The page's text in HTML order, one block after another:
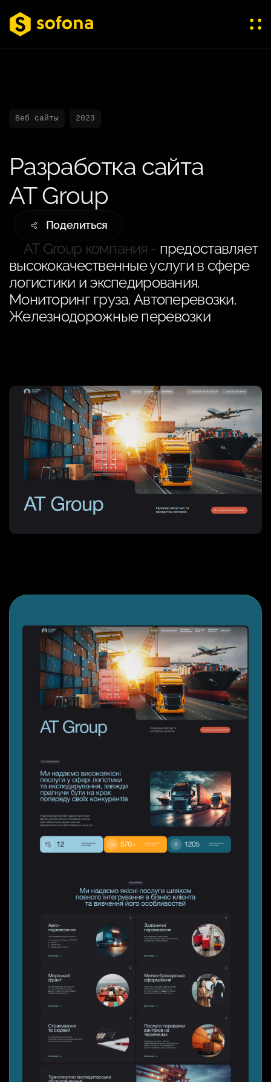
Веб сайты 2023
Разработка сайта
AT Group
Поделиться
AT Group компания - предоставляет
высококачественные услуги в сфере
логистики и экспедирования.
Мониторинг груза. Автоперевозки.
Железнодорожные перевозки